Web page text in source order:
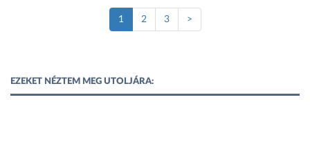
1 (Jelenlegi
oldal)
2 3 >
EZEKET NÉZTEM MEG UTOLJÁRA: